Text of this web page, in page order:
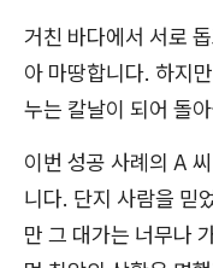
거친 바다에서 서로
아 마땅합니다. 하지
누는 칼날이 되어 돌
이번 성공 사례의 A
니다. 단지 사람을 믿
만 그 대가는 너무나